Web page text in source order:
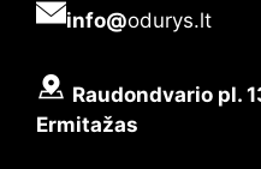
info@odurys.lt
Raudondvario pl.
Ermitažas